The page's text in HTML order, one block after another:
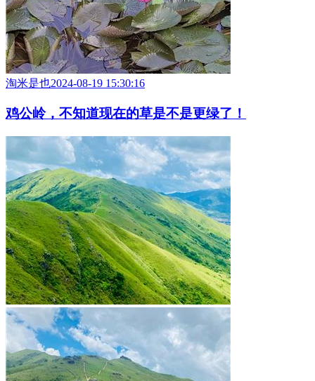
淘米是也2024-08-19 15:30:16
鸡公岭，不知道现在的草是不是更绿了！